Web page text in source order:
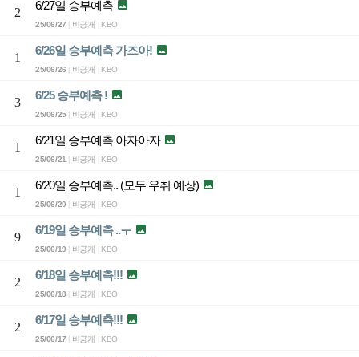
2
6/27일 승부예측 
25/06/27 비공개 KBO
1
6/26일 승부예측 가즈아! 
25/06/26 비공개 KBO
3
6/25 승부예측 ! 
25/06/25| 비공개 KBO
1
6/21일 승부예측 아자아자 
25/06/21| 비공개 KBO
1
6/20일 승부예측.. (모두 우취 예상) 
25/06/20 비공개 KBO
9
6/19일 승부예측 ..ㅜ 
25/06/19 비공개 KBO
2
6/18일 승부예측!!! 
25/06/18 비공개 KBO
2
6/17일 승부예측!!! 
25/06/17 비공개 KBO